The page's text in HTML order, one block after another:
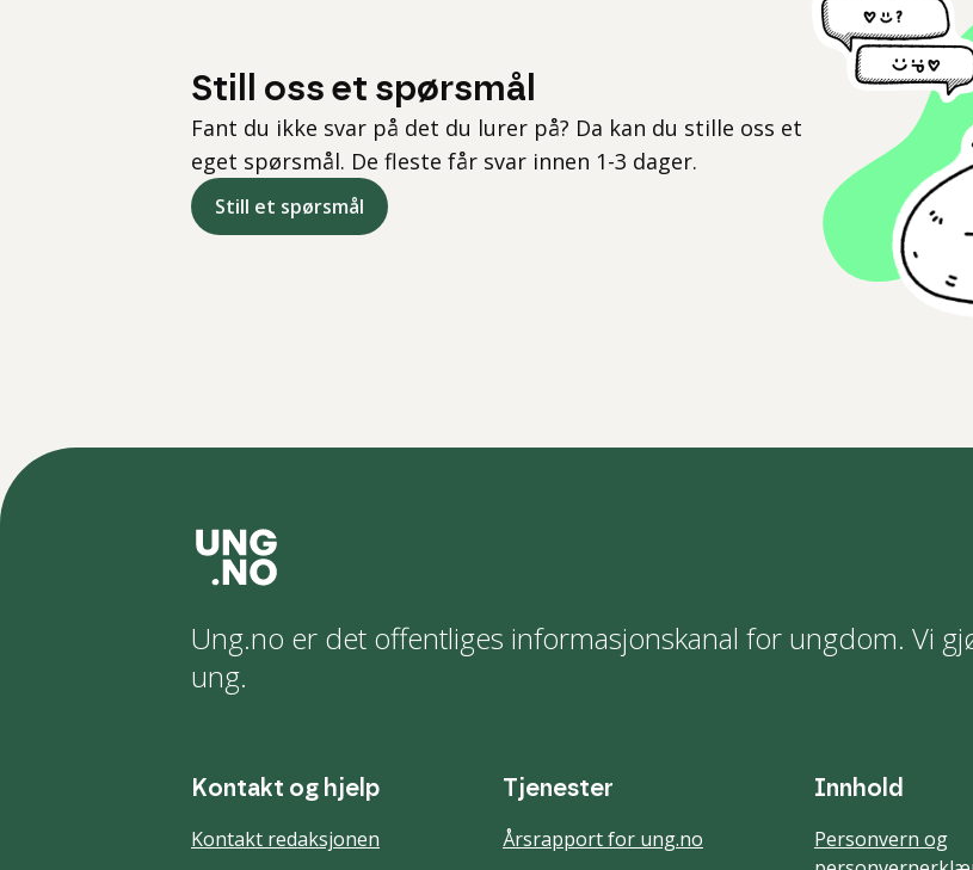
Still oss et spørsmål
Fant du ikke svar på det du lurer på? Da kan du stille oss et
eget spørsmål. De fleste får svar innen 1-3 dager.
Still et spørsmål
Ung.no er det offentliges informasjonskanal for ungdom. Vi
ung.
Kontakt og hjelp
Kontakt redaksjonen
Tjenester
Årsrapport for ung.no
Innhold
Personvern og